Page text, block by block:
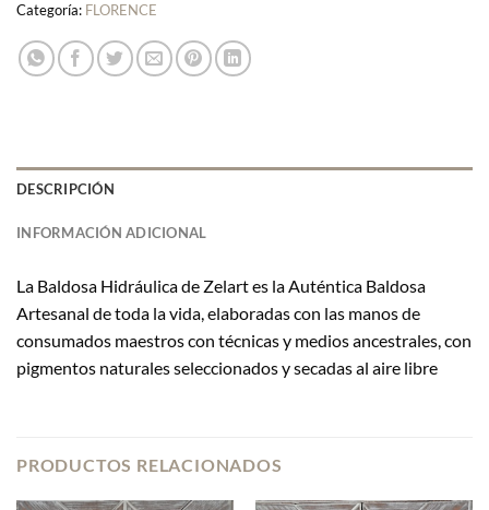
Categoría: FLORENCE
DESCRIPCIÓN
INFORMACIÓN ADICIONAL
La Baldosa Hidráulica de Zelart es la Auténtica Baldosa
Artesanal de toda la vida, elaboradas con las manos de
consumados maestros con técnicas y medios ancestrales, con
pigmentos naturales seleccionados y secadas al aire libre
PRODUCTOS RELACIONADOS